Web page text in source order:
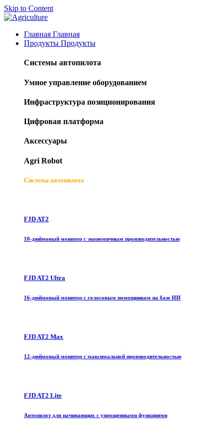
Skip to Content
Главная Главная
Продукты Продукты
Системы автопилота
Умное управление оборудованием
Инфраструктура позиционирования
Цифровая платформа
Аксессуары
Agri Robot
Система автопилота
FJD AT2
10-дюймовый монитор с экономичным производительностью
FJD AT2 Ultra
16-дюймовый монитор с голосовым помощником на базе ИИ
FJD AT2 Max
12-дюймовый монитор с максимальной производительностью
FJD AT2 Lite
Автопилот для начинающих с упрощенными функциями